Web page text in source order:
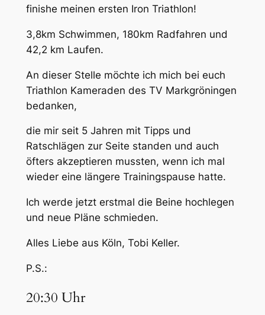
finishe meinen ersten Iron Triathlon!
3,8km Schwimmen, 180km Radfahren und
42,2 km Laufen.
An dieser Stelle möchte ich mich bei euch
Triathlon Kameraden des TV Markgröningen
bedanken,
die mir seit 5 Jahren mit Tipps und
Ratschlägen zur Seite standen und auch
öfters akzeptieren mussten, wenn ich mal
wieder eine längere Trainingspause hatte.
Ich werde jetzt erstmal die Beine hochlegen
und neue Pläne schmieden.
Alles Liebe aus Köln, Tobi Keller.
P.S.:
20:30 Uhr